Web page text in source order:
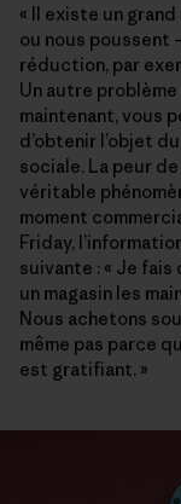
« Il existe un
ou nous poussent
réduction, par
Un autre problème
maintenant, vous
d’obtenir l’objet
sociale. La peur
véritable
moment
Friday,
suivante : « Je
un magasin les
Nous achetons
même pas parce
est gratifiant. »